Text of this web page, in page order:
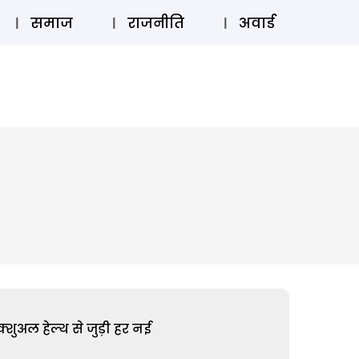
लॉग इन ⚲ SUBSCRIBE
समाज राजनीति अवार्ड
हेल्थ से जुड़ी हर नई